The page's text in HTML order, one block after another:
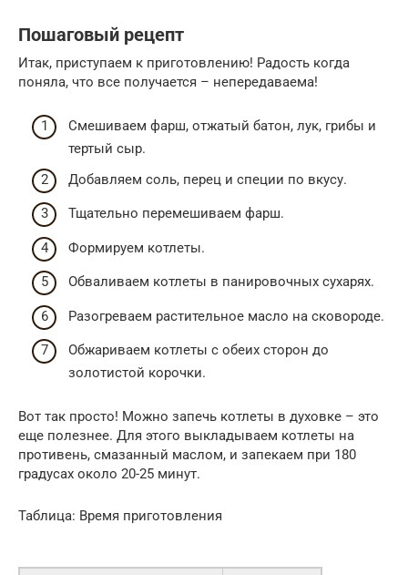
Пошаговый рецепт
Итак, приступаем к приготовлению! Радость когда
поняла, что все получается – непередаваема!
Смешиваем фарш, отжатый батон, лук, грибы и
тертый сыр.
Добавляем соль, перец и специи по вкусу.
Тщательно перемешиваем фарш.
Формируем котлеты.
Обваливаем котлеты в панировочных сухарях.
Разогреваем растительное масло на сковороде.
Обжариваем котлеты с обеих сторон до
золотистой корочки.
Вот так просто! Можно запечь котлеты в духовке – это
еще полезнее. Для этого выкладываем котлеты на
противень, смазанный маслом, и запекаем при 180
градусах около 20-25 минут.
Таблица: Время приготовления